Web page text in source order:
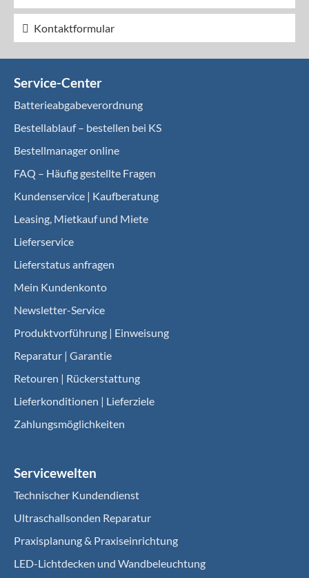
Kontaktformular
Service-Center
Batterieabgabeverordnung
Bestellablauf – bestellen bei KS
Bestellmanager online
FAQ – Häufig gestellte Fragen
Kundenservice | Kaufberatung
Leasing, Mietkauf und Miete
Lieferservice
Lieferstatus anfragen
Mein Kundenkonto
Newsletter-Service
Produktvorführung | Einweisung
Reparatur | Garantie
Retouren | Rückerstattung
Lieferkonditionen | Lieferziele
Zahlungsmöglichkeiten
Servicewelten
Technischer Kundendienst
Ultraschallsonden Reparatur
Praxisplanung & Praxiseinrichtung
LED-Lichtdecken und Wandbeleuchtung